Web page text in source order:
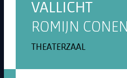
VALLICHT
ROMIJN CONEN
THEATERZAAL